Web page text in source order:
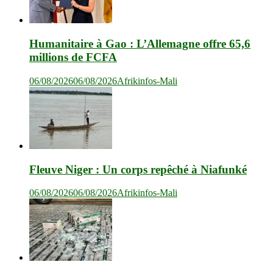
Humanitaire à Gao : L’Allemagne offre 65,6
millions de FCFA
06/08/202606/08/2026Afrikinfos-Mali
Fleuve Niger : Un corps repêché à Niafunké
06/08/202606/08/2026Afrikinfos-Mali